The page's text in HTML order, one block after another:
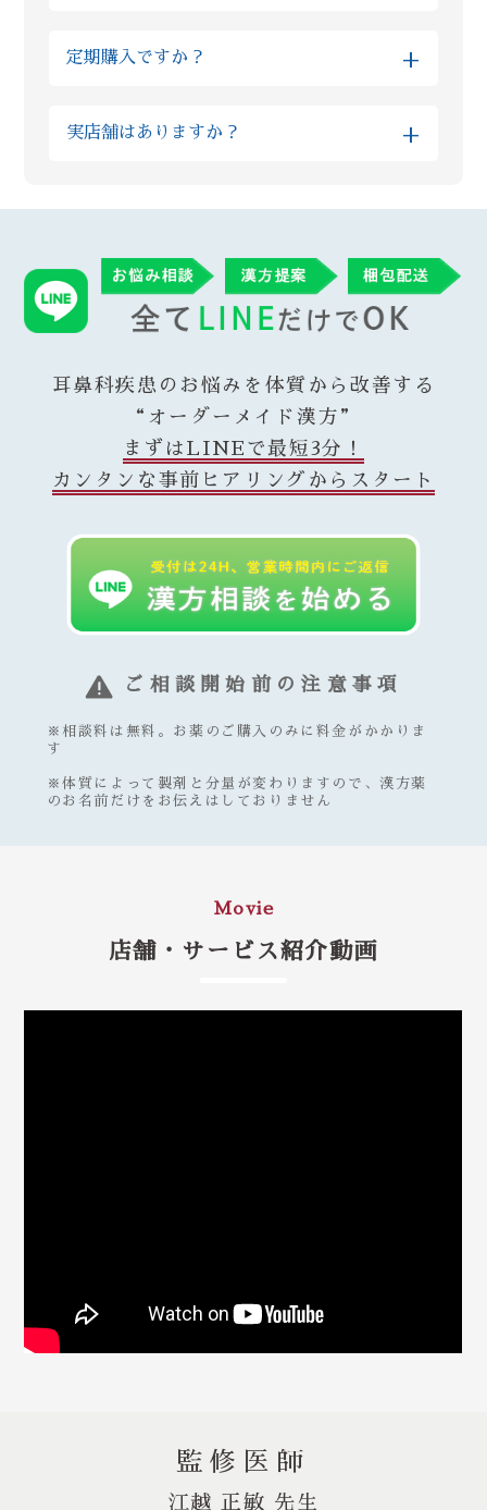
ります。
はお試しのプランを、短い期間できっちり体
プランなど、柔軟にご案内が可能です
め個別にご確認ください。
以降の配送となる場合がございます。予めご
ご購入いただいた翌営業日には発送させてい
時間がかかることがありますが、その場合は
遅くとも3営業日以内に発送させていただきま
す。
定期購入ですか？ +
せん。毎月勝手に商品が送られてくる等は無
ご納得いただけた場合に再度ご購入いただい
て、変更が必要であればご提供する漢方も変
更させていただいております。
実店舗はありますか？ +
店である漢方薬局太陽堂では新宿の実店舗で
総合部門で全国実力薬局100選（都内では3店
舗のみ）に選出された太陽堂で研鑽を積んだ
薬剤師がReiyodoにも在籍している為、オン
ラインでも安心してご利用いただけます。
耳鼻科疾患のお悩みを体質から改善する
“オーダーメイド漢方”
まずはLINEで最短3分！
カンタンな事前ヒアリングからスタート
ご相談開始前の注意事項
※相談料は無料。お薬のご購入のみに料金がかかりま
す
※体質によって製剤と分量が変わりますので、漢方薬
のお名前だけをお伝えはしておりません
Movie
店舗・サービス紹介動画
監修医師
江越 正敏 先生